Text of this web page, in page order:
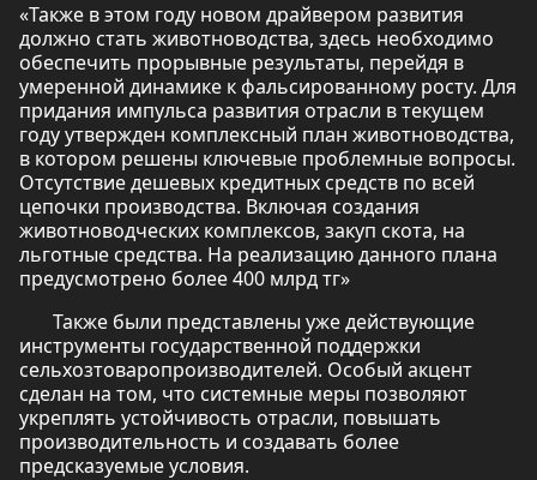
«Также в этом году новом драйвером развития
должно стать животноводства, здесь необходимо
обеспечить прорывные результаты, перейдя в
умеренной динамике к фальсированному росту. Для
придания импульса развития отрасли в текущем
году утвержден комплексный план животноводства,
в котором решены ключевые проблемные вопросы.
Отсутствие дешевых кредитных средств по всей
цепочки производства. Включая создания
животноводческих комплексов, закуп скота, на
льготные средства. На реализацию данного плана
предусмотрено более 400 млрд тг»
Также были представлены уже действующие
инструменты государственной поддержки
сельхозтоваропроизводителей. Особый акцент
сделан на том, что системные меры позволяют
укреплять устойчивость отрасли, повышать
производительность и создавать более
предсказуемые условия.